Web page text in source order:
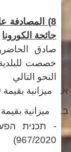
8)
جائحة الكورونا
صادق
خصصت
النحو التالي
א.
ميزانية بقيمة 600,000 شيكل من وزارة الداخلية
ב.
ميزانية بقيمة
- תכנית
967/2020)